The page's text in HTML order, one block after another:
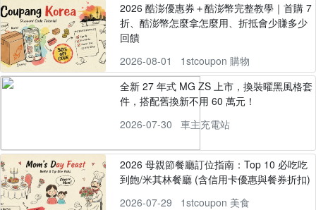
2026 酷澎優惠券＋酷澎幣完整教學｜首購 7
折、酷澎幣怎麼拿怎麼用、折抵會少賺多少
回饋
2026-08-01
1stcoupon 購物
全新 27 年式 MG ZS 上市，換裝曜黑風格套
件，搭配舊換新不用 60 萬元！
2026-07-30
車主充電站
2026 母親節餐廳訂位指南：Top 10 必吃吃
到飽/米其林餐廳 (含信用卡優惠與餐券折扣)
2026-07-29
1stcoupon 美食